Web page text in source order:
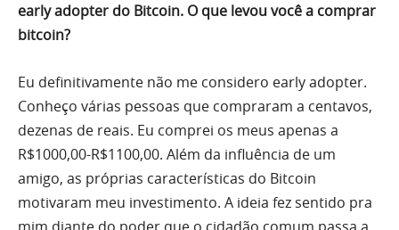
early adopter do Bitcoin. O que levou você a comprar
bitcoin?
Eu definitivamente não me considero early adopter.
Conheço várias pessoas que compraram a centavos,
dezenas de reais. Eu comprei os meus apenas a
R$1000,00-R$1100,00. Além da influência de um
amigo, as próprias características do Bitcoin
motivaram meu investimento. A ideia fez sentido pra